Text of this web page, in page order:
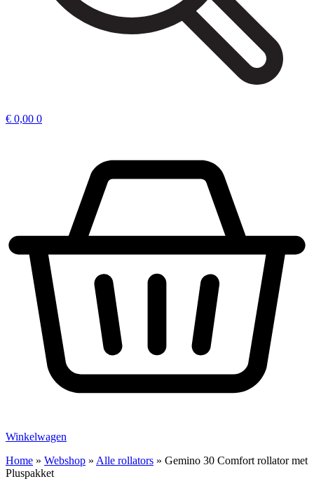
€ 0,00 0
Winkelwagen
Home » Webshop » Alle rollators » Gemino 30 Comfort rollator met
Pluspakket